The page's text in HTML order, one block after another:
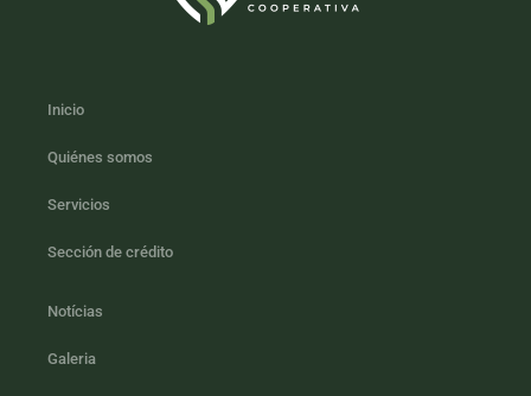
Inicio
Quiénes somos
Servicios
Sección de crédito
Notícias
Galeria